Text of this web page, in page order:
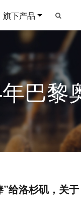
旗下产品
巴黎
”给洛杉矶，关